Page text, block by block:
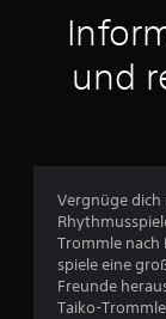
und
Vergnüge
Trommle nach
spiele eine
Freunde
Taiko-